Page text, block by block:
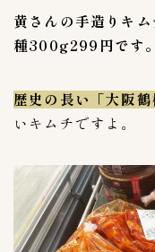
黄さんの手造りキ
種300g299円です。
歴史の長い「大阪鶴
いキムチですよ。